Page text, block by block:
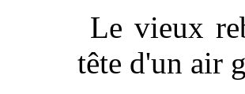
Le vieux
tête d'un air